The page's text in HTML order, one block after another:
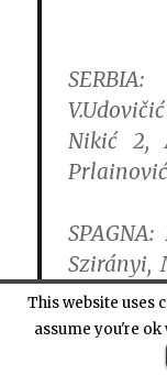
SERBIA:
Nikić 2,
SPAGNA:
Szirányi,
Español
X.García
This website uses
assume you're